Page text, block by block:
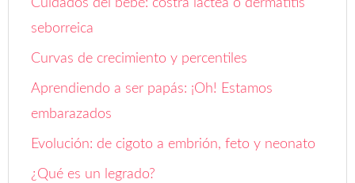
Cuidados del bebé: costra láctea o dermatitis
seborreica
Curvas de crecimiento y percentiles
Aprendiendo a ser papás: ¡Oh! Estamos
embarazados
Evolución: de cigoto a embrión, feto y neonato
¿Qué es un legrado?